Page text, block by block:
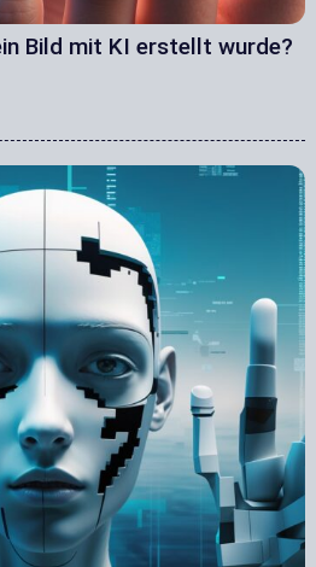
Bild mit KI erstellt wurde?